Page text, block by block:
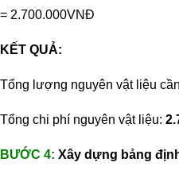
= 2.700.000VNĐ
KẾT QUẢ:
Tổng lượng nguyên vật liệu
Tổng chi phí nguyên vật liệu:
BƯỚC 4: Xây dựng bảng